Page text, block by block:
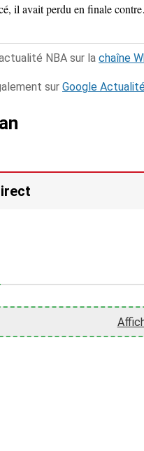
il avait perdu en finale
NBA sur la chaîne
sur Google